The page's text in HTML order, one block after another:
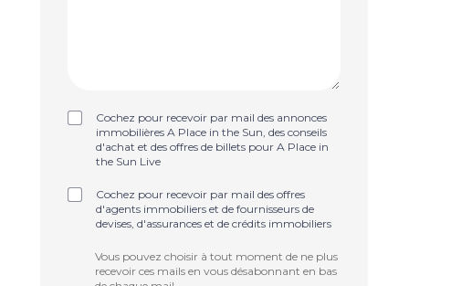
Cochez pour recevoir par mail des annonces
immobilières A Place in the Sun, des conseils
d'achat et des offres de billets pour A Place in
the Sun Live
Cochez pour recevoir par mail des offres
d'agents immobiliers et de fournisseurs de
devises, d'assurances et de crédits immobiliers
Vous pouvez choisir à tout moment de ne plus
recevoir ces mails en vous désabonnant en bas